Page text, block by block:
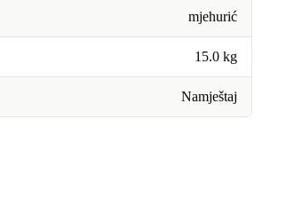
mjehurić
15.0 kg
Namještaj